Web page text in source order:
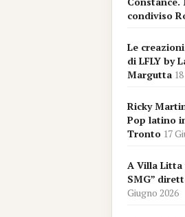
condiviso
Le
di LFLY by
Margutta
Ricky
Pop latino
Tronto 17
A Villa Litta
SMG”
Giugno 2026